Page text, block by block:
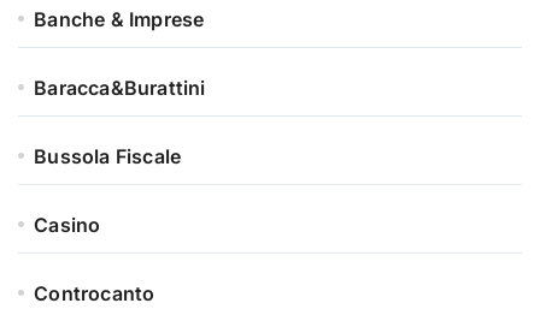
Banche & Imprese
Baracca&Burattini
Bussola Fiscale
Casino
Controcanto